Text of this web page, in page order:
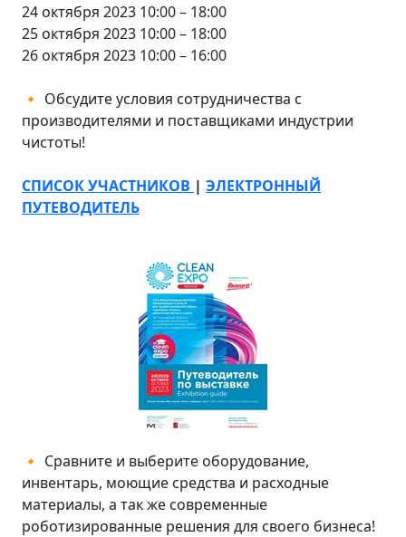
24 октября 2023 10:00 – 18:00
25 октября 2023 10:00 – 18:00
26 октября 2023 10:00 – 16:00
🔸 Обсудите условия сотрудничества с
производителями и поставщиками индустрии
чистоты!
СПИСОК УЧАСТНИКОВ | ЭЛЕКТРОННЫЙ
ПУТЕВОДИТЕЛЬ
🔸 Сравните и выберите оборудование,
инвентарь, моющие средства и расходные
материалы, а так же современные
роботизированные решения для своего бизнеса!